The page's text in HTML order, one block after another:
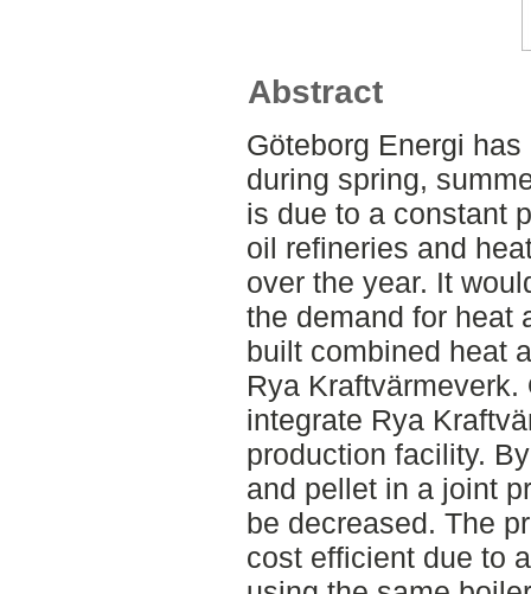
Abstract
Göteborg Energi
during spring,
is due to a constant
oil refineries and
over the year. It
the demand for heat
built combined heat
Rya
integrate Rya
production facility.
and pellet in a joint
be decreased. The
cost efficient due to